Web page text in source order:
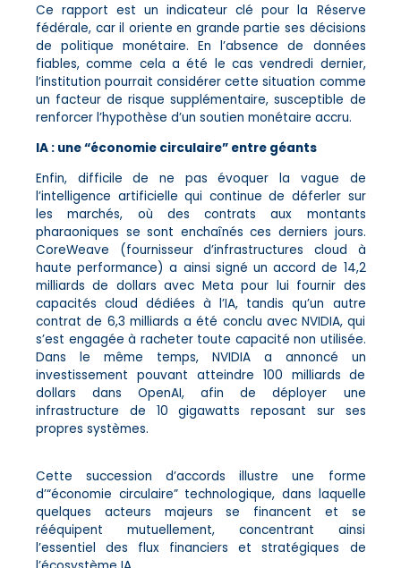
Ce rapport est un indicateur clé pour la Réserve
fédérale, car il oriente en grande partie ses décisions
de politique monétaire. En l’absence de données
fiables, comme cela a été le cas vendredi dernier,
l’institution pourrait considérer cette situation comme
un facteur de risque supplémentaire, susceptible de
renforcer l’hypothèse d’un soutien monétaire accru.
IA : une “économie circulaire” entre géants
Enfin, difficile de ne pas évoquer la vague de
l’intelligence artificielle qui continue de déferler sur
les marchés, où des contrats aux montants
pharaoniques se sont enchaînés ces derniers jours.
CoreWeave (fournisseur d’infrastructures cloud à
haute performance) a ainsi signé un accord de 14,2
milliards de dollars avec Meta pour lui fournir des
capacités cloud dédiées à l’IA, tandis qu’un autre
contrat de 6,3 milliards a été conclu avec NVIDIA, qui
s’est engagée à racheter toute capacité non utilisée.
Dans le même temps, NVIDIA a annoncé un
investissement pouvant atteindre 100 milliards de
dollars dans OpenAI, afin de déployer une
infrastructure de 10 gigawatts reposant sur ses
propres systèmes.
Cette succession d’accords illustre une forme
d’“économie circulaire” technologique, dans laquelle
quelques acteurs majeurs se financent et se
rééquipent mutuellement, concentrant ainsi
l’essentiel des flux financiers et stratégiques de